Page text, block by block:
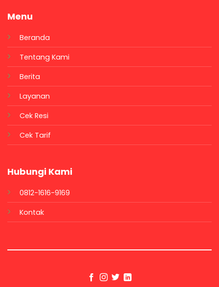
Menu
Beranda
Tentang Kami
Berita
Layanan
Cek Resi
Cek Tarif
Hubungi Kami
0812-1616-9169
Kontak